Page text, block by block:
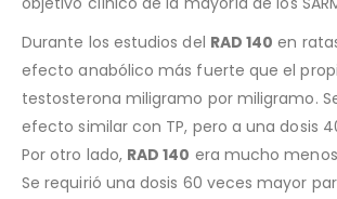
Durante los estudios del RAD 140 en
efecto anabólico más fuerte que el
testosterona miligramo por miligramo.
efecto similar con TP, pero a una dosis
Por otro lado, RAD 140 era mucho
Se requirió una dosis 60 veces mayor